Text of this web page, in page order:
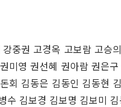
중권 고경옥 고보람 고승
미영 권선혜 권아람 권은
회 김동은 김동인 김동현
수 김보경 김보명 김보미